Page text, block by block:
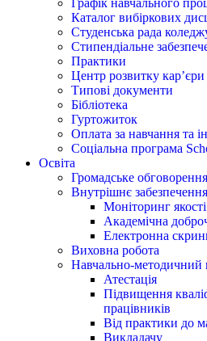
Графік навчального
Каталог вибіркових
Студенська рада
Стипендіальне
Практики
Центр розвитку кар’єри
Типові документи
Бібліотека
Гуртожиток
Оплата за навчання та
Соціальна програма
Освіта
Громадське
Внутрішнє забезпечення
Моніторинг якості
Академічна
Електронна
Виховна робота
Навчально-методичний
Атестація
Підвищення
працівників
Від практики до
Викладачу